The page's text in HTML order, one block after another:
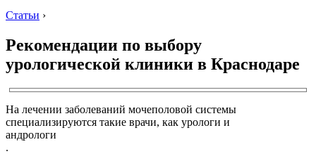
Статьи ›
Рекомендации по выбору
урологической клиники в Краснодаре
На лечении заболеваний мочеполовой системы
специализируются такие врачи, как урологи и
андрологи
.